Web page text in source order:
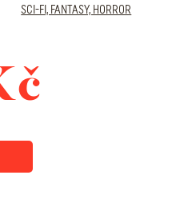
SCI-FI, FANTASY, HORROR